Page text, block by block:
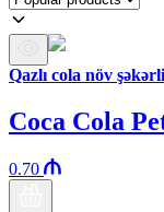
Qazlı cola növ
Coca Cola
0.70